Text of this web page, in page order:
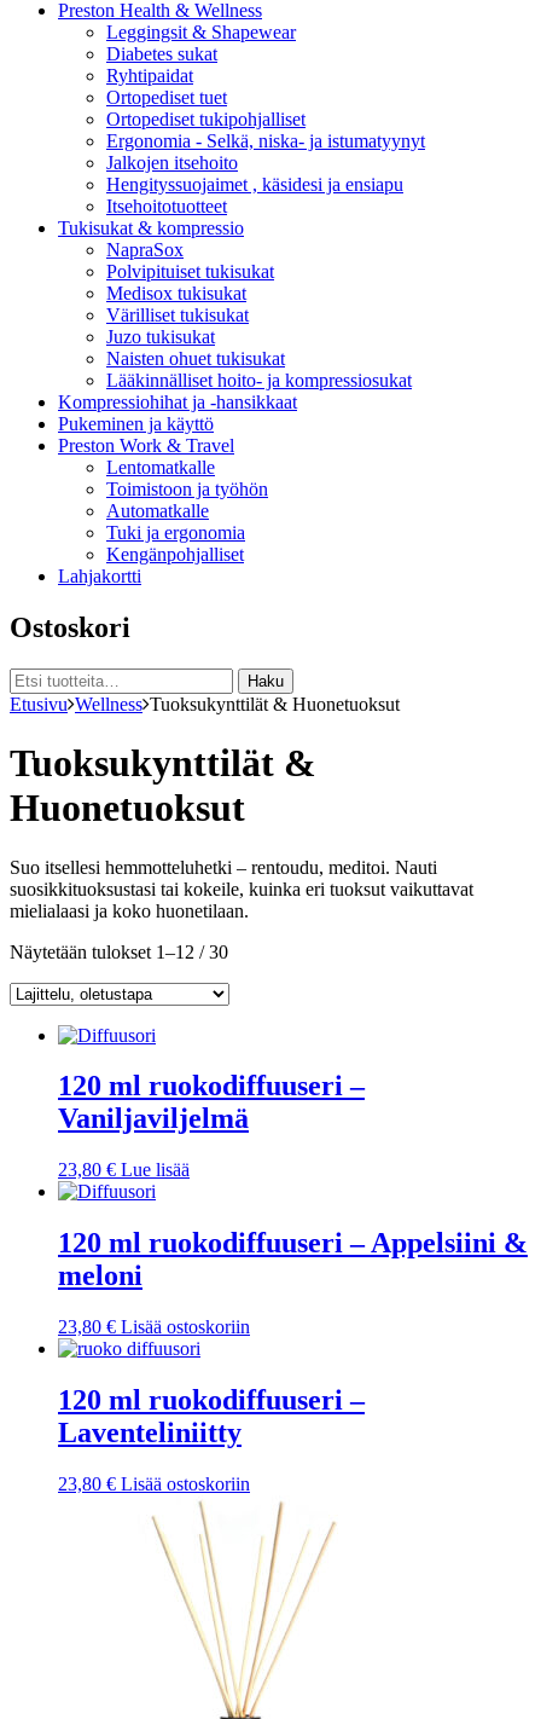
Preston Health & Wellness
Leggingsit & Shapewear
Diabetes sukat
Ryhtipaidat
Ortopediset tuet
Ortopediset tukipohjalliset
Ergonomia - Selkä, niska- ja istumatyynyt
Jalkojen itsehoito
Hengityssuojaimet , käsidesi ja ensiapu
Itsehoitotuotteet
Tukisukat & kompressio
NapraSox
Polvipituiset tukisukat
Medisox tukisukat
Värilliset tukisukat
Juzo tukisukat
Naisten ohuet tukisukat
Lääkinnälliset hoito- ja kompressiosukat
Kompressiohihat ja -hansikkaat
Pukeminen ja käyttö
Preston Work & Travel
Lentomatkalle
Toimistoon ja työhön
Automatkalle
Tuki ja ergonomia
Kengänpohjalliset
Lahjakortti
Ostoskori
Etsi: Haku
Etusivu Wellness Tuoksukynttilät & Huonetuoksut
Tuoksukynttilät &
Huonetuoksut
Suo itsellesi hemmotteluhetki – rentoudu, meditoi. Nauti
suosikkituoksustasi tai kokeile, kuinka eri tuoksut vaikuttavat
mielialaasi ja koko huonetilaan.
Näytetään tulokset 1–12 / 30
120 ml ruokodiffuuseri –
Vaniljaviljelmä
23,80 € Lue lisää
120 ml ruokodiffuuseri – Appelsiini &
meloni
23,80 € Lisää ostoskoriin
120 ml ruokodiffuuseri –
Laventeliniitty
23,80 € Lisää ostoskoriin